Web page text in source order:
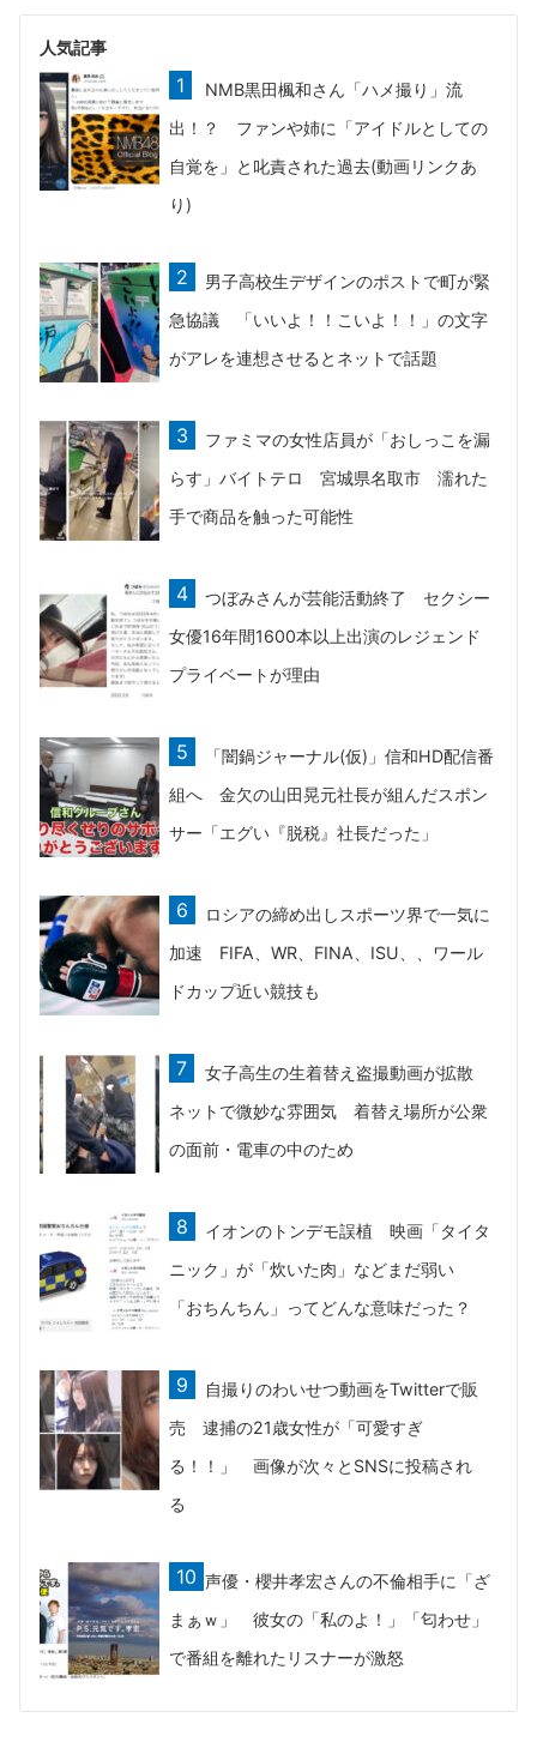
人気記事
NMB黒田楓和さん「ハメ撮り」流
出！？ ファンや姉に「アイドルとしての
自覚を」と叱責された過去(動画リンクあ
り)
男子高校生デザインのポストで町が緊
急協議 「いいよ！！こいよ！！」の文字
がアレを連想させるとネットで話題
ファミマの女性店員が「おしっこを漏
らす」バイトテロ 宮城県名取市 濡れた
手で商品を触った可能性
つぼみさんが芸能活動終了 セクシー
女優16年間1600本以上出演のレジェンド
プライベートが理由
「闇鍋ジャーナル(仮)」信和HD配信番
組へ 金欠の山田晃元社長が組んだスポン
サー「エグい『脱税』社長だった」
ロシアの締め出しスポーツ界で一気に
加速 FIFA、WR、FINA、ISU、、ワール
ドカップ近い競技も
女子高生の生着替え盗撮動画が拡散
ネットで微妙な雰囲気 着替え場所が公衆
の面前・電車の中のため
イオンのトンデモ誤植 映画「タイタ
ニック」が「炊いた肉」などまだ弱い
「おちんちん」ってどんな意味だった？
自撮りのわいせつ動画をTwitterで販
売 逮捕の21歳女性が「可愛すぎ
る！！」 画像が次々とSNSに投稿され
る
声優・櫻井孝宏さんの不倫相手に「ざ
まぁｗ」 彼女の「私のよ！」「匂わせ」
で番組を離れたリスナーが激怒